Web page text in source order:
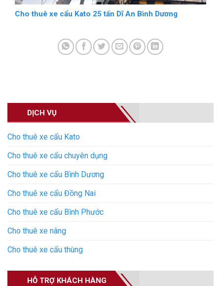
DỊCH VỤ
Cho thuê xe cẩu Kato
Cho thuê xe cẩu chuyên dụng
Cho thuê xe cẩu Bình Dương
Cho thuê xe cẩu Đồng Nai
Cho thuê xe cẩu Bình Phước
Cho thuê xe nâng
Cho thuê xe cẩu thùng
HỖ TRỢ KHÁCH HÀNG
Cho thuê xe cẩu Kato 25 tấn Dĩ An Bình Dương